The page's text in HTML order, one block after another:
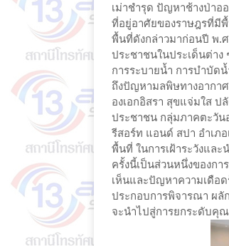
เม่าชำรุด ปัญหาช้างป่า
ที่อยู่อาศัยของราษฎรที่มี
พื้นที่ดังกล่าวมาก่อนปี พ.
ประชาชนในประเด็นต่า
การระบายน้ำ การบำบัด
ถึงปัญหามลพิษทางอากา
องเอกอิสรา สุขแจ่มใส
ประชาชน กลุ่มภาคตะวั
รีสอร์ท แอนด์ สปา อำเภ
พื้นที่ ในการเฝ้าระวังแล
ครั้งนี้เป็นส่วนหนึ่งของก
เห็นและปัญหาความเดือ
ประกอบการพิจารณา ผลั
จะนำไปสู่การยกระดับคุ